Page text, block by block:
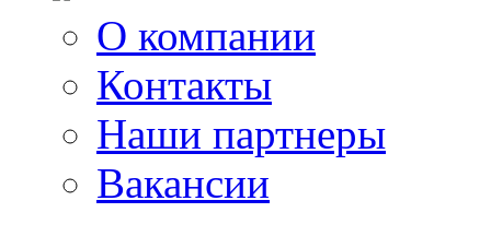
О компании
Контакты
Наши партнеры
Вакансии